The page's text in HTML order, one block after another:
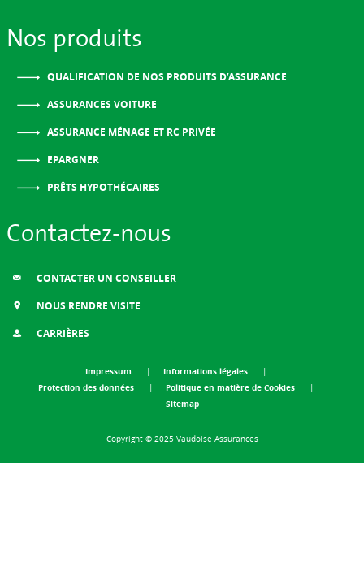
Nos produits
QUALIFICATION DE NOS PRODUITS D’ASSURANCE
ASSURANCES VOITURE
ASSURANCE MÉNAGE ET RC PRIVÉE
EPARGNER
PRÊTS HYPOTHÉCAIRES
Contactez-nous
CONTACTER UN CONSEILLER
NOUS RENDRE VISITE
CARRIÈRES
Impressum
Informations légales
Protection des données
Politique en matière de Cookies
Sitemap
Copyright © 2025 Vaudoise Assurances